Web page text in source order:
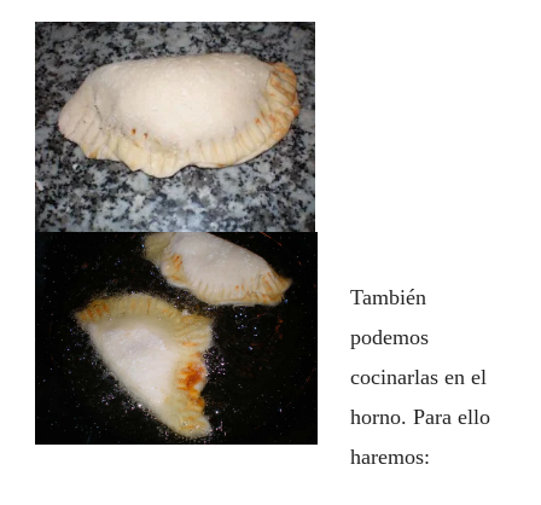
También
podemos
cocinarlas en el
horno. Para ello
haremos: